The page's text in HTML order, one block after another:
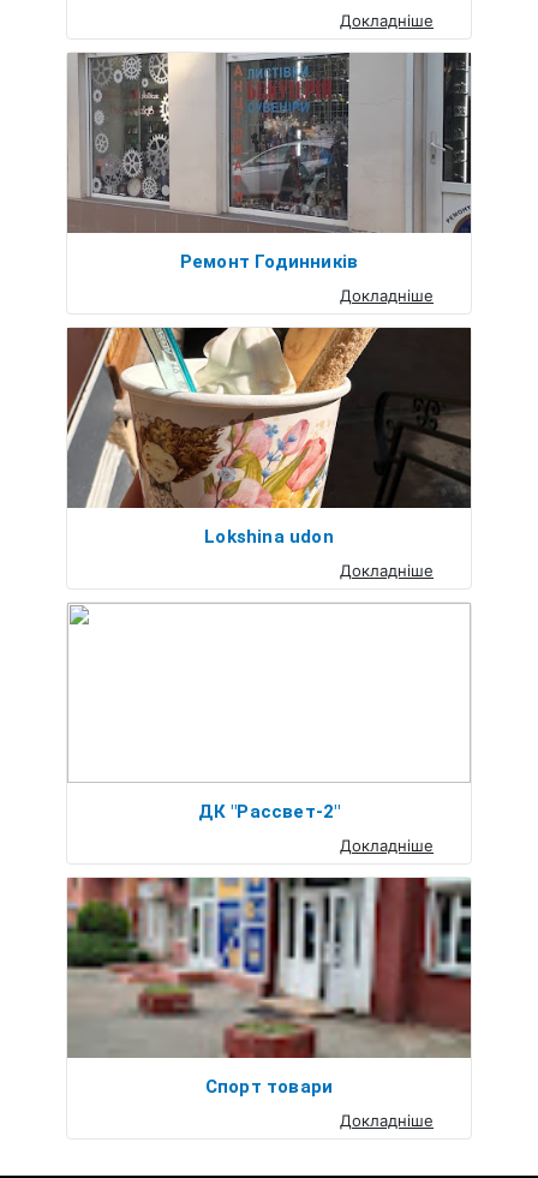
Докладніше
Ремонт Годинників
Докладніше
Lokshina udon
Докладніше
ДК "Рассвет-2"
Докладніше
Спорт товари
Докладніше